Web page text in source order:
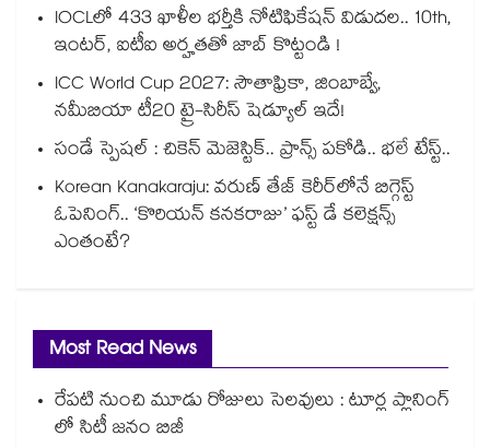
IOCLలో 433 ఖాళీల భర్తీకి నోటిఫికేషన్ విడుదల.. 10th,
ఇంటర్, ఐటీఐ అర్హతతో జాబ్ కొట్టండి !
ICC World Cup 2027: సౌతాఫ్రికా, జింబాబ్వే,
నమీబియా టీ20 ట్రై-సిరీస్ షెడ్యూల్ ఇదే!
సండే స్పెషల్ : చికెన్ మెజెస్టిక్.. ప్రాన్స్ పకోడి.. భలే టేస్ట్..
Korean Kanakaraju: వరుణ్ తేజ్ కెరీర్‌లోనే బిగ్గెస్ట్
ఓపెనింగ్‌.. ‘కొరియన్ కనకరాజు’ ఫస్ట్ డే కలెక్షన్స్
ఎంతంటే?
Most Read News
రేపటి నుంచి మూడు రోజులు సెలవులు : టూర్ల ప్లానింగ్
లో సిటీ జనం బిజీ